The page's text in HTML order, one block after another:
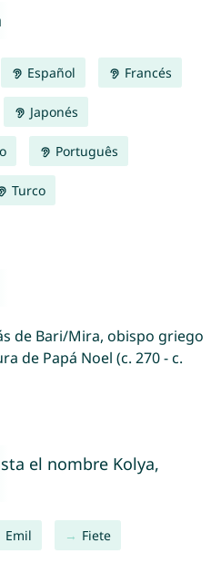
Español Francés
Japonés
Português
Turco
de Bari/Mira, obispo griego
de Papá Noel (c. 270 - c.
el nombre Kolya,
Emil Fiete